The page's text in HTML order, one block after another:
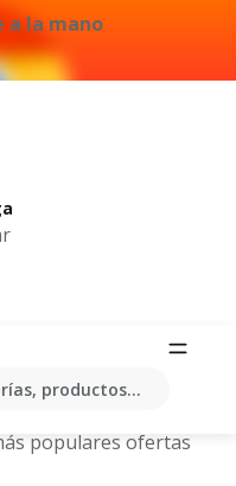
a la mano
productos...
Catálogos de
populares ofertas